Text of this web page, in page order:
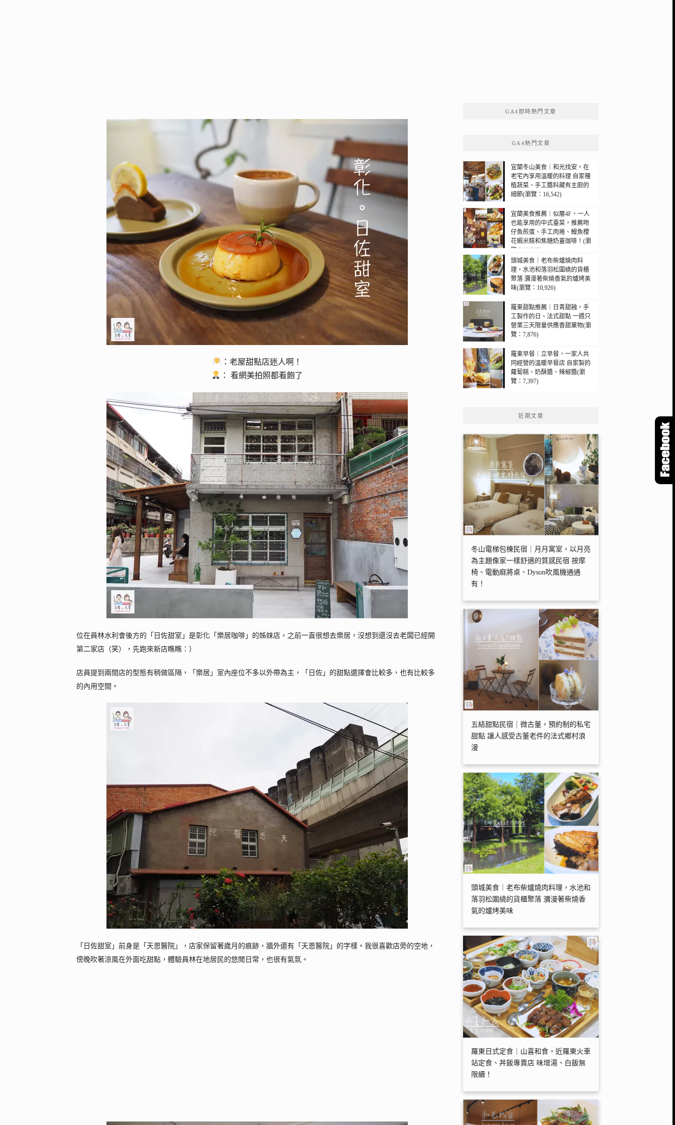
：老屋甜點店迷人啊！
： 看網美拍照都看飽了
位在員林水利會後方的「日佐甜室」是彰化「樂居咖啡」的姊妹店，之前一直很想去樂居，沒想到還沒去老闆已經開
第二家店（笑），先跑來新店瞧瞧：）
店員提到兩間店的型態有稍做區隔，「樂居」室內座位不多以外帶為主，「日佐」的甜點選擇會比較多，也有比較多
的內用空間。
「日佐甜室」前身是「天恩醫院」，店家保留著歲月的痕跡， 牆外還有「天恩醫院」的字樣。我很喜歡店旁的空地，
傍晚吹著涼風在外面吃甜點，體驗員林在地居民的悠閒日常，也很有氣氛。
GA4即時熱門文章
GA4熱門文章
宜蘭冬山美食｜和光找安，在
老宅內享用溫暖的料理 自家種
植蔬菜、手工醬料藏有主廚的
細節(瀏覽：16,542)
宜蘭美食推薦｜似層4F，一人
也能享用的中式臺菜，推薦吻
仔魚煎蛋、手工肉捲、鰻魚櫻
花蝦米糕和焦糖奶蓋珈啡！(瀏
覽：11,010)
頭城美食｜老布柴爐燒肉料
理，水池和落羽松圍繞的貨櫃
聚落 瀰漫著柴燒香氣的爐烤美
味(瀏覽：10,926)
羅東甜點推薦｜日青甜蝕，手
工製作的日、法式甜點 一週只
營業三天限量供應香甜菓物(瀏
覽：7,876)
羅東早餐｜立早餐，一家人共
同經營的溫暖早餐店 自家製的
蘿蔔糕、奶酥醬、辣椒醬(瀏
覽：7,397)
近期文章
冬山電梯包棟民宿｜月月寓室，以月亮
為主題像家一樣舒適的質感民宿 按摩
椅、電動麻將桌、Dyson吹風機通通
有！
五結甜點民宿｜微古董，預約制的私宅
甜點 讓人感受古董老件的法式鄉村浪
漫
頭城美食｜老布柴爐燒肉料理，水池和
落羽松圍繞的貨櫃聚落 瀰漫著柴燒香
氣的爐烤美味
羅東日式定食｜山喜和食，近羅東火車
站定食、丼飯專賣店 味增湯、白飯無
限續！